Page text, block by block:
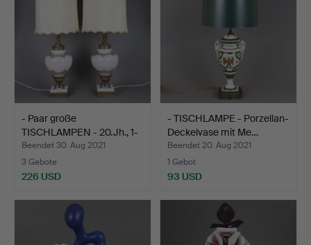
- Paar große
TISCHLAMPEN - 20.Jh., 1-
flamm…
Beendet 30. Aug 2021
3 Gebote
226 USD
- TISCHLAMPE - Porzellan-
Deckelvase mit Me…
Beendet 20. Aug 2021
1 Gebot
93 USD